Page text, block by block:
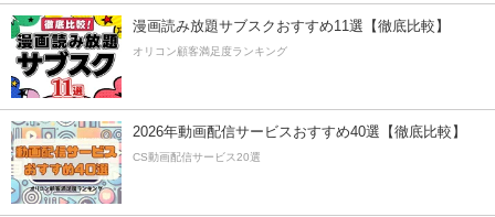
漫画読み放題サブスクおすすめ11選【徹底比較】
オリコン顧客満足度ランキング
2026年動画配信サービスおすすめ40選【徹底比較】
CS動画配信サービス20選